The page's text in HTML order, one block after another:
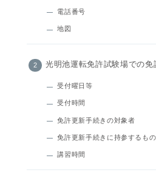
電話番号
地図
光明池運転免許試験場での免
受付曜日等
受付時間
免許更新手続きの対象者
免許更新手続きに持参するもの
講習時間